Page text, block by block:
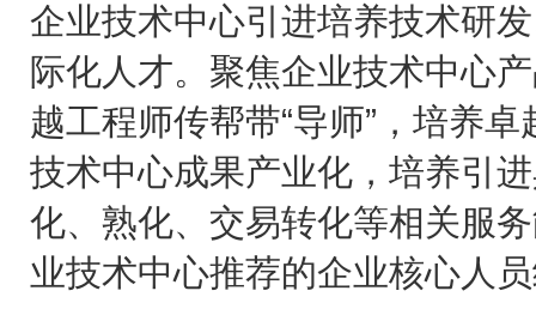
企业技术中心引进培养技术研
际化人才。聚焦企业技术中心
越工程师传帮带“导师”，培养
技术中心成果产业化，培养引
化、熟化、交易转化等相关服
业技术中心推荐的企业核心人